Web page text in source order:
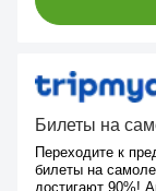
Билеты на
Переходите к
билеты на
достигают 90%!